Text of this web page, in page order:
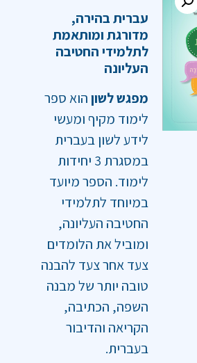
עברית בהירה,
מדורגת ומותאמת
לתלמידי החטיבה
העליונה
מפגש לשוןהוא ספר
לימוד מקיף ומעשי
לידע לשון בעברית
במסגרת 3 יחידות
לימוד. הספר מיועד
במיוחד לתלמידי
החטיבה העליונה,
ומוביל את הלומדים
צעד אחר צעד להבנה
טובה יותר של מבנה
השפה, הכתיבה,
הקריאה והדיבור
בעברית.